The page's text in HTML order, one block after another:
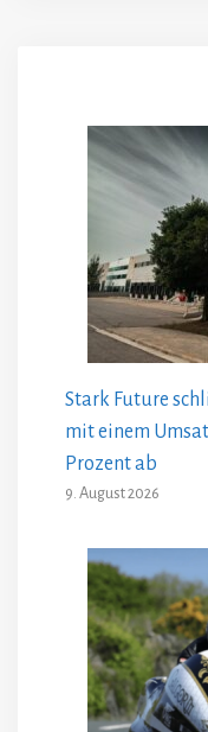
Stark Future
mit einem
Prozent ab
9. August 2026